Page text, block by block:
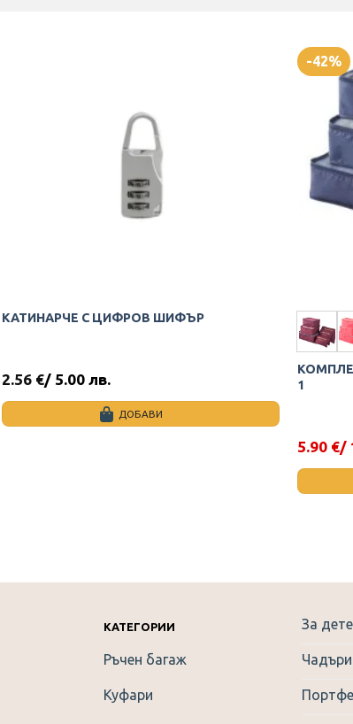
КАТИНАРЧЕ С ЦИФРОВ ШИФЪР
2.56 €/ 5.00 лв.
ДОБАВИ
-42%
1
Original
price
10.17 €.
5.90 €
цена
5.90 €.
/
variants.
options
be
chosen
КАТЕГОРИИ
Ръчен багаж
Куфари
За
Чадъри